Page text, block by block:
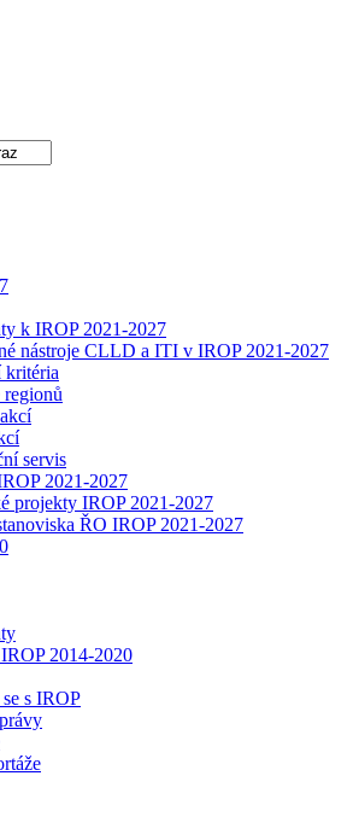
k IROP 2021-2027
nástroje CLLD a ITI v IROP 2021-2027
kritéria
servis
2021-2027
projekty IROP 2021-2027
ŘO IROP 2021-2027
2014-2020
se s IROP